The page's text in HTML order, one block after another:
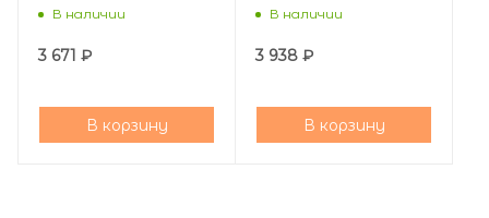
В наличии
3 671 ₽
В корзину
В наличии
3 938 ₽
В корзину